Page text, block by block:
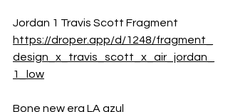
Jordan 1 Travis Scott Fragment
https://droper.app/d/1248/fragment_
design_x_travis_scott_x_air_jordan_
1_low
Bone new era LA azul